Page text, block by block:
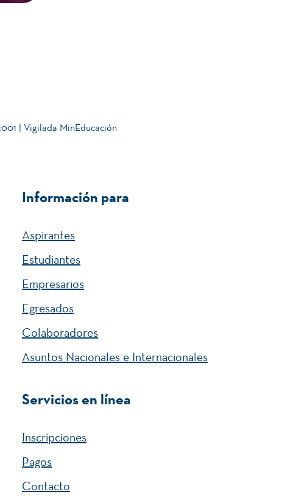
| Vigilada MinEducación
Información para
Aspirantes
Estudiantes
Empresarios
Egresados
Colaboradores
Asuntos Nacionales e Internacionales
Servicios en línea
Inscripciones
Pagos
Contacto